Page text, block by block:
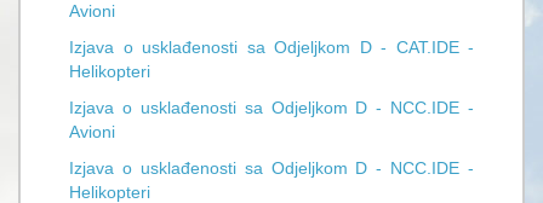
Avioni
Izjava o usklađenosti sa Odjeljkom D - CAT.IDE -
Helikopteri
Izjava o usklađenosti sa Odjeljkom D - NCC.IDE -
Avioni
Izjava o usklađenosti sa Odjeljkom D - NCC.IDE -
Helikopteri